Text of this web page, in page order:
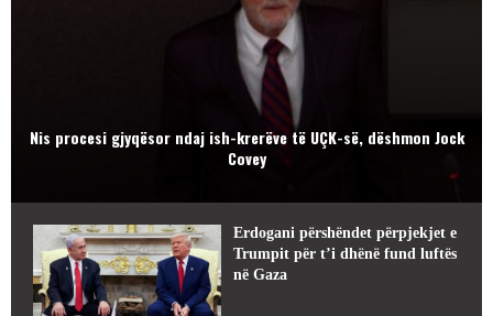
Nis procesi gjyqësor ndaj ish-krerëve të UÇK-së, dëshmon Jock
Covey
Erdogani përshëndet përpjekjet e
Trumpit për t’i dhënë fund luftës
në Gaza